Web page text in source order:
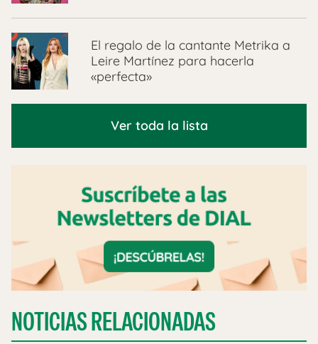
El regalo de la cantante Metrika a
Leire Martínez para hacerla
«perfecta»
Ver toda la lista
NOTICIAS RELACIONADAS